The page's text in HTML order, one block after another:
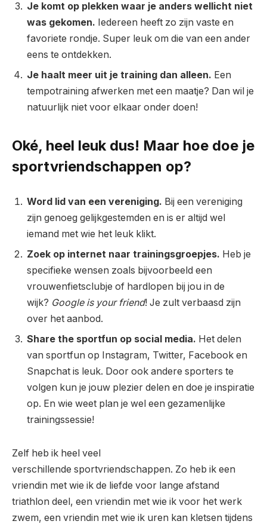
Je komt op plekken waar je anders wellicht niet
was gekomen. Iedereen heeft zo zijn vaste en
favoriete rondje. Super leuk om die van een ander
eens te ontdekken.
Je haalt meer uit je training dan alleen. Een
tempotraining afwerken met een maatje? Dan wil je
natuurlijk niet voor elkaar onder doen!
Oké, heel leuk dus! Maar hoe doe je
sportvriendschappen op?
Word lid van een vereniging. Bij een vereniging
zijn genoeg gelijkgestemden en is er altijd wel
iemand met wie het leuk klikt.
Zoek op internet naar trainingsgroepjes. Heb je
specifieke wensen zoals bijvoorbeeld een
vrouwenfietsclubje of hardlopen bij jou in de
wijk? Google is your friend! Je zult verbaasd zijn
over het aanbod.
Share the sportfun op social media. Het delen
van sportfun op Instagram, Twitter, Facebook en
Snapchat is leuk. Door ook andere sporters te
volgen kun je jouw plezier delen en doe je inspiratie
op. En wie weet plan je wel een gezamenlijke
trainingssessie!
Zelf heb ik heel veel
verschillende sportvriendschappen. Zo heb ik een
vriendin met wie ik de liefde voor lange afstand
triathlon deel, een vriendin met wie ik voor het werk
zwem, een vriendin met wie ik uren kan kletsen tijdens